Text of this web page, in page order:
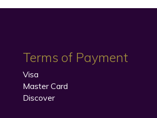
Terms of Payment
Visa
Master Card
Discover